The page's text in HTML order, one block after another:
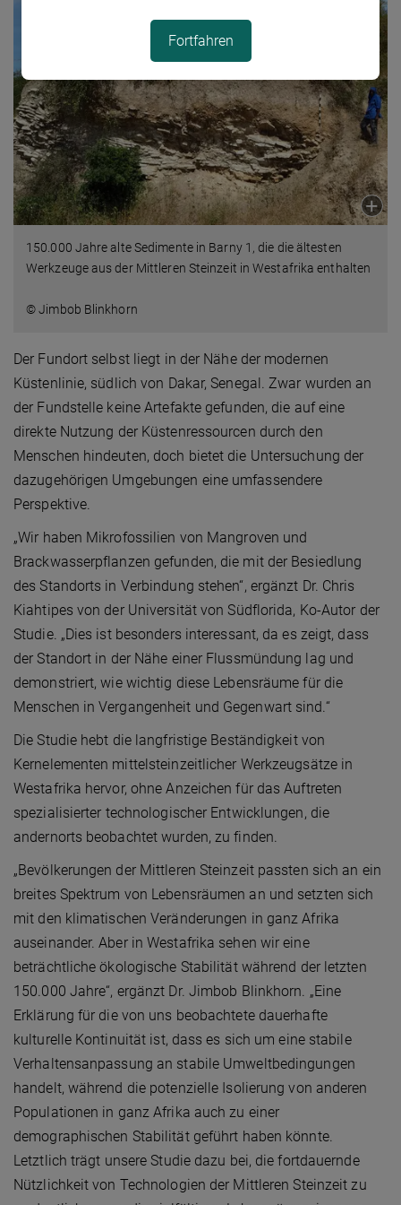
150.000 Jahre alte Sedimente in Barny 1, die die ältesten
Werkzeuge aus der Mittleren Steinzeit in Westafrika enthalten
© Jimbob Blinkhorn
Der Fundort selbst liegt in der Nähe der modernen
Küstenlinie, südlich von Dakar, Senegal. Zwar wurden an
der Fundstelle keine Artefakte gefunden, die auf eine
direkte Nutzung der Küstenressourcen durch den
Menschen hindeuten, doch bietet die Untersuchung der
dazugehörigen Umgebungen eine umfassendere
Perspektive.
„Wir haben Mikrofossilien von Mangroven und
Brackwasserpflanzen gefunden, die mit der Besiedlung
des Standorts in Verbindung stehen“, ergänzt Dr. Chris
Kiahtipes von der Universität von Südflorida, Ko-Autor der
Studie. „Dies ist besonders interessant, da es zeigt, dass
der Standort in der Nähe einer Flussmündung lag und
demonstriert, wie wichtig diese Lebensräume für die
Menschen in Vergangenheit und Gegenwart sind.“
Die Studie hebt die langfristige Beständigkeit von
Kernelementen mittelsteinzeitlicher Werkzeugsätze in
Westafrika hervor, ohne Anzeichen für das Auftreten
spezialisierter technologischer Entwicklungen, die
andernorts beobachtet wurden, zu finden.
„Bevölkerungen der Mittleren Steinzeit passten sich an ein
breites Spektrum von Lebensräumen an und setzten sich
mit den klimatischen Veränderungen in ganz Afrika
auseinander. Aber in Westafrika sehen wir eine
beträchtliche ökologische Stabilität während der letzten
150.000 Jahre“, ergänzt Dr. Jimbob Blinkhorn. „Eine
Erklärung für die von uns beobachtete dauerhafte
kulturelle Kontinuität ist, dass es sich um eine stabile
Verhaltensanpassung an stabile Umweltbedingungen
handelt, während die potenzielle Isolierung von anderen
Populationen in ganz Afrika auch zu einer
demographischen Stabilität geführt haben könnte.
Letztlich trägt unsere Studie dazu bei, die fortdauernde
Nützlichkeit von Technologien der Mittleren Steinzeit zu
Fortfahren